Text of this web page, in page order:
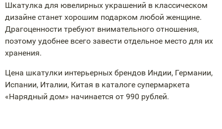
Шкатулка для ювелирных украшений в классическом
дизайне станет хорошим подарком любой женщине.
Драгоценности требуют внимательного отношения,
поэтому удобнее всего завести отдельное место для их
хранения.
Цена шкатулки интерьерных брендов Индии, Германии,
Испании, Италии, Китая в каталоге супермаркета
«Нарядный дом» начинается от 990 рублей.